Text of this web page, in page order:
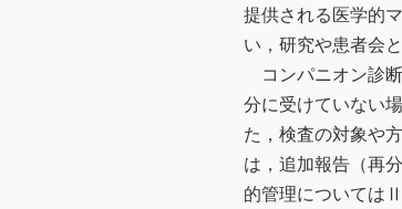
提供される医学的
い，研究や患者会
コンパニオン診
分に受けていない
た，検査の対象や
は，追加報告（再
的管理については